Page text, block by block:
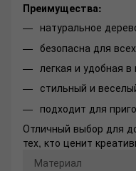
Преимущества:
натуральное
безопасна для
легкая и удобная
стильный и
подходит для
Отличный выбор для
тех, кто ценит
Материал